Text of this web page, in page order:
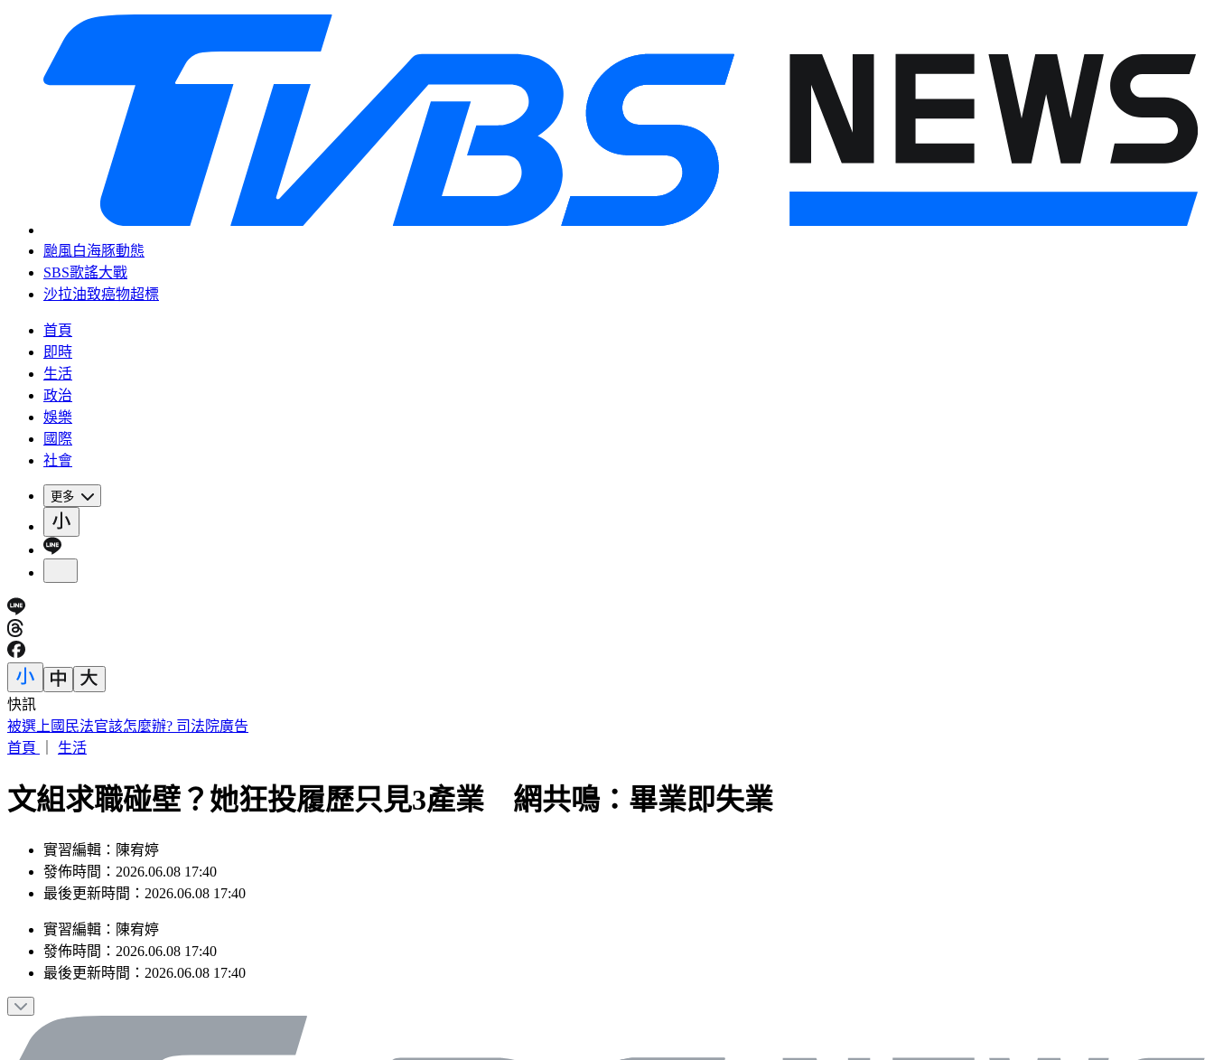
颱風白海豚動態
SBS歌謠大戰
沙拉油致癌物超標
首頁
即時
生活
政治
娛樂
國際
社會
更多
快訊
王凱靈堂曝光！黑色郵筒藏思念 70歲母缺席原因超催淚
首頁
生活
文組求職碰壁？她狂投履歷只見3產業 網共鳴：畢業即失業
實習編輯：陳宥婷
發佈時間：2026.06.08 17:40
最後更新時間：2026.06.08 17:40
實習編輯 ： 陳宥婷
發佈時間： 2026.06.08 17:40
最後更新時間： 2026.06.08 17:40